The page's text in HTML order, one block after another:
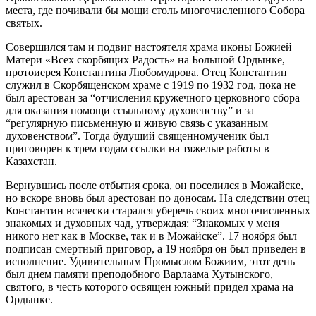
места, где почивали бы мощи столь многочисленного Собора
святых.
Совершился там и подвиг настоятеля храма иконы Божией
Матери «Всех скорбящих Радость» на Большой Ордынке,
протоиерея Константина Любомудрова. Отец Константин
служил в Скорбященском храме с 1919 по 1932 год, пока не
был арестован за “отчисления кружечного церковного сбора
для оказания помощи ссыльному духовенству” и за
“регулярную письменную и живую связь с указанным
духовенством”. Тогда будущий священномученик был
приговорен к трем годам ссылки на тяжелые работы в
Казахстан.
Вернувшись после отбытия срока, он поселился в Можайске,
но вскоре вновь был арестован по доносам. На следствии отец
Константин всячески старался уберечь своих многочисленных
знакомых и духовных чад, утверждая: “Знакомых у меня
никого нет как в Москве, так и в Можайске”. 17 ноября был
подписан смертный приговор, а 19 ноября он был приведен в
исполнение. Удивительным Промыслом Божиим, этот день
был днем памяти преподобного Варлаама Хутынского,
святого, в честь которого освящен южный придел храма на
Ордынке.